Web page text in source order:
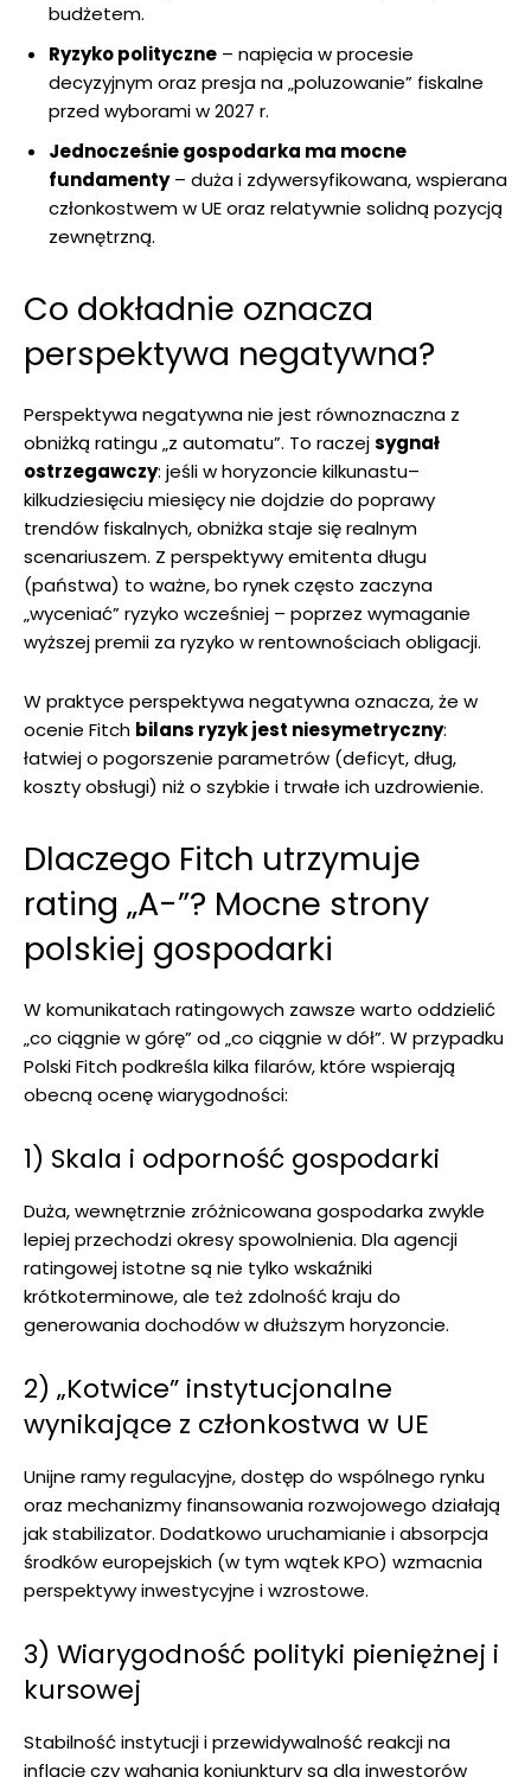
budżetem.
Ryzyko polityczne – napięcia w procesie
decyzyjnym oraz presja na „poluzowanie” fiskalne
przed wyborami w 2027 r.
Jednocześnie gospodarka ma mocne
fundamenty– duża i zdywersyfikowana, wspierana
członkostwem w UE oraz relatywnie solidną pozycją
zewnętrzną.
Co dokładnie oznacza
perspektywa negatywna?
Perspektywa negatywna nie jest równoznaczna z
obniżką ratingu „z automatu”. To raczejsygnał
ostrzegawczy: jeśli w horyzoncie kilkunastu–
kilkudziesięciu miesięcy nie dojdzie do poprawy
trendów fiskalnych, obniżka staje się realnym
scenariuszem. Z perspektywy emitenta długu
(państwa) to ważne, bo rynek często zaczyna
„wyceniać” ryzyko wcześniej – poprzez wymaganie
wyższej premii za ryzyko w rentownościach obligacji.
W praktyce perspektywa negatywna oznacza, że w
ocenie Fitch bilans ryzyk jest niesymetryczny:
łatwiej o pogorszenie parametrów (deficyt, dług,
koszty obsługi) niż o szybkie i trwałe ich uzdrowienie.
Dlaczego Fitch utrzymuje
rating „A-”? Mocne strony
polskiej gospodarki
W komunikatach ratingowych zawsze warto oddzielić
„co ciągnie w górę” od „co ciągnie w dół”. W przypadku
Polski Fitch podkreśla kilka filarów, które wspierają
obecną ocenę wiarygodności:
1) Skala i odporność gospodarki
Duża, wewnętrznie zróżnicowana gospodarka zwykle
lepiej przechodzi okresy spowolnienia. Dla agencji
ratingowej istotne są nie tylko wskaźniki
krótkoterminowe, ale też zdolność kraju do
generowania dochodów w dłuższym horyzoncie.
2) „Kotwice” instytucjonalne
wynikające z członkostwa w UE
Unijne ramy regulacyjne, dostęp do wspólnego rynku
oraz mechanizmy finansowania rozwojowego działają
jak stabilizator. Dodatkowo uruchamianie i absorpcja
środków europejskich (w tym wątek KPO) wzmacnia
perspektywy inwestycyjne i wzrostowe.
3) Wiarygodność polityki pieniężnej i
kursowej
Stabilność instytucji i przewidywalność reakcji na
inflację czy wahania koniunktury są dla inwestorów